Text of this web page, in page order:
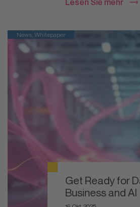
News, Whitepaper
Get Ready for
Business and AI